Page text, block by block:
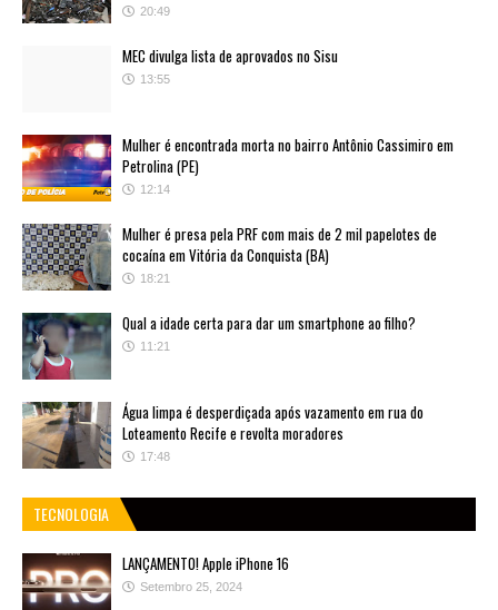
20:49
MEC divulga lista de aprovados no Sisu
13:55
Mulher é encontrada morta no bairro Antônio Cassimiro em
Petrolina (PE)
12:14
Mulher é presa pela PRF com mais de 2 mil papelotes de
cocaína em Vitória da Conquista (BA)
18:21
Qual a idade certa para dar um smartphone ao filho?
11:21
Água limpa é desperdiçada após vazamento em rua do
Loteamento Recife e revolta moradores
17:48
TECNOLOGIA
LANÇAMENTO! Apple iPhone 16
Setembro 25, 2024